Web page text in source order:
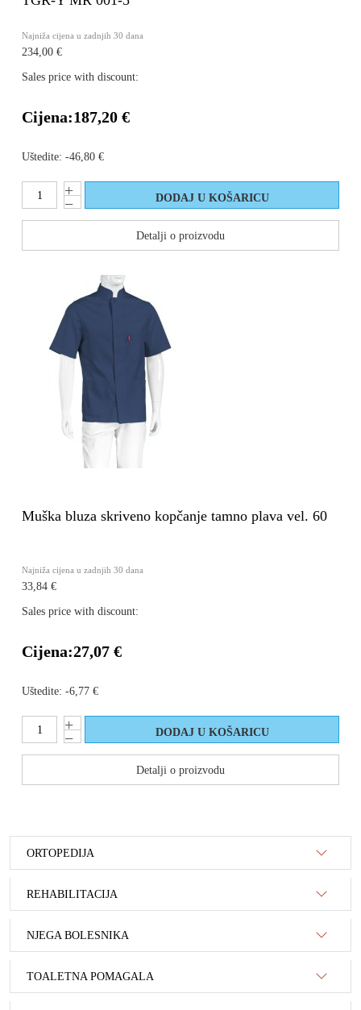
Najniža cijena u zadnjih 30 dana
234,00 €
Sales price with discount:
Cijena:187,20 €
Uštedite: -46,80 €
Detalji o proizvodu
Muška bluza skriveno kopčanje tamno plava vel. 60
Najniža cijena u zadnjih 30 dana
33,84 €
Sales price with discount:
Cijena:27,07 €
Uštedite: -6,77 €
Detalji o proizvodu
ORTOPEDIJA
REHABILITACIJA
NJEGA BOLESNIKA
TOALETNA POMAGALA